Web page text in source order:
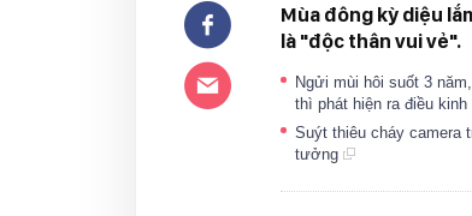
Mùa đông kỳ diệu
là "độc thân vui vẻ".
Ngửi mùi hôi suốt 3
thì phát hiện ra điều
Suýt thiêu cháy camera
tưởng